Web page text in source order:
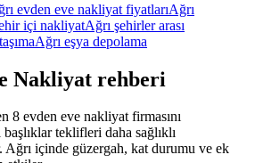
evden eve nakliyat fiyatlarıAğrı
içi nakliyatAğrı şehirler arası
Ağrı eşya depolama
Nakliyat rehberi
8 evden eve nakliyat firmasını
başlıklar teklifleri daha sağlıklı
Ağrı içinde güzergah, kat durumu ve ek